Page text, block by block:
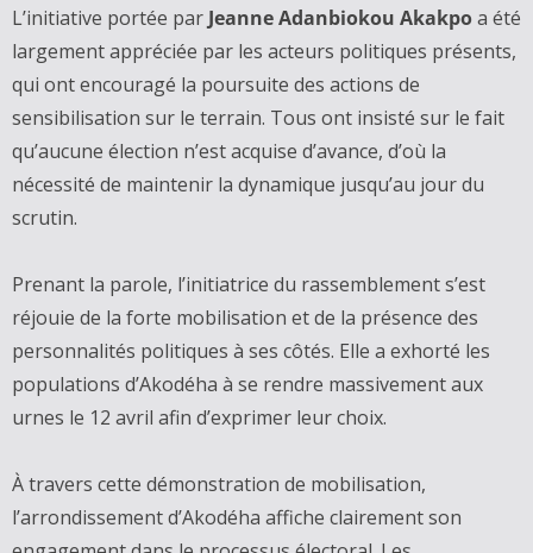
‎L’initiative portée par Jeanne Adanbiokou Akakpoa été
largement appréciée par les acteurs politiques présents,
qui ont encouragé la poursuite des actions de
sensibilisation sur le terrain. Tous ont insisté sur le fait
qu’aucune élection n’est acquise d’avance, d’où la
nécessité de maintenir la dynamique jusqu’au jour du
scrutin.
‎Prenant la parole, l’initiatrice du rassemblement s’est
réjouie de la forte mobilisation et de la présence des
personnalités politiques à ses côtés. Elle a exhorté les
populations d’Akodéha à se rendre massivement aux
urnes le 12 avril afin d’exprimer leur choix.
‎À travers cette démonstration de mobilisation,
l’arrondissement d’Akodéha affiche clairement son